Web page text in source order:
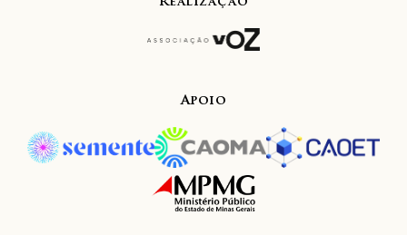
Apoio